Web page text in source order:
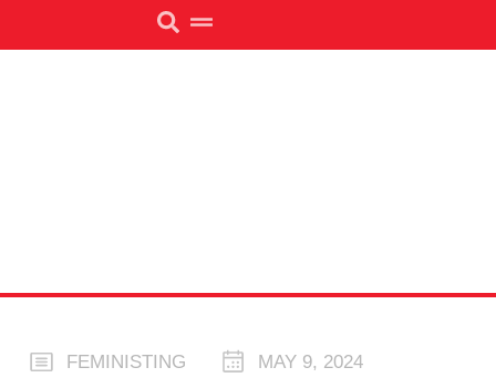
FEMINISTING MAY 9, 2024